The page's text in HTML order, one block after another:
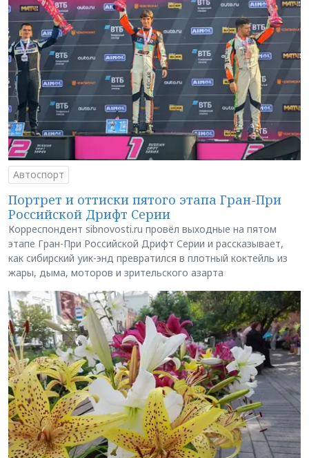
Автоспорт
Портрет и оттиски пятого этапа Гран-При
Российской Дрифт Серии
Корреспондент sibnovosti.ru провёл выходные на пятом
этапе Гран-При Российской Дрифт Серии и рассказывает,
как сибирский уик-энд превратился в плотный коктейль из
жары, дыма, моторов и зрительского азарта